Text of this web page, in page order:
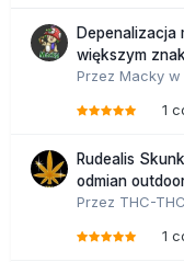
Depenalizacja
większym
Przez Macky w
1
Rudealis
odmian
Przez THC-THC
1